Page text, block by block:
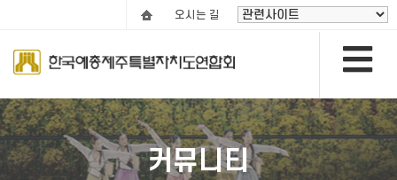
오시는 길
커뮤니티